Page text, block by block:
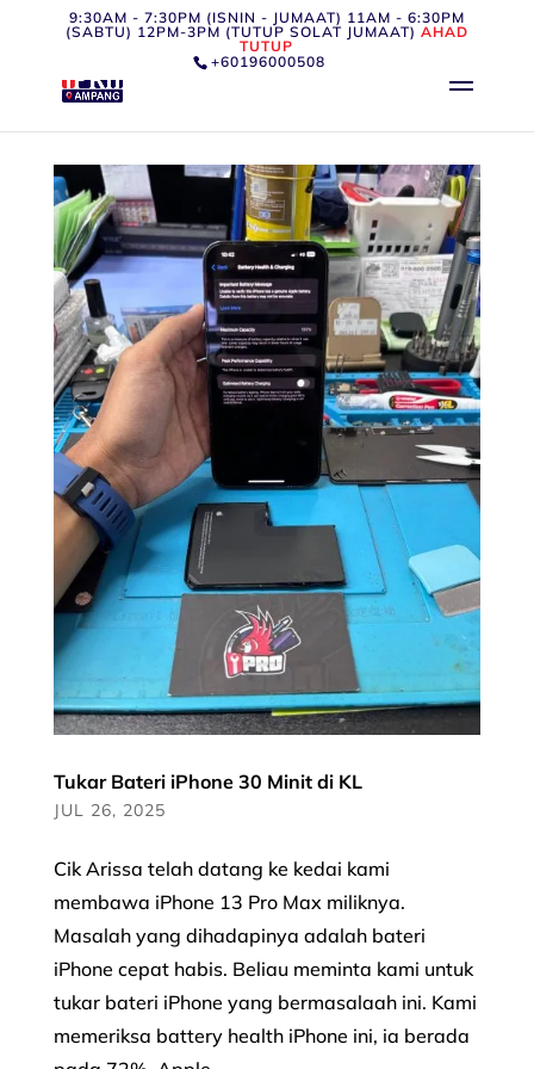
9:30AM - 7:30PM (ISNIN - JUMAAT) 11AM - 6:30PM
(SABTU) 12PM-3PM (TUTUP SOLAT JUMAAT) AHAD
TUTUP
+60196000508
Tukar Bateri iPhone 30 Minit di KL
JUL 26, 2025
Cik Arissa telah datang ke kedai kami
membawa iPhone 13 Pro Max miliknya.
Masalah yang dihadapinya adalah bateri
iPhone cepat habis. Beliau meminta kami untuk
tukar bateri iPhone yang bermasalaah ini. Kami
memeriksa battery health iPhone ini, ia berada